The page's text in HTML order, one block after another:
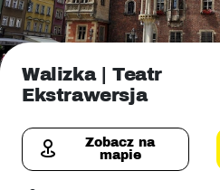
Walizka | Teatr
Ekstrawersja
Zobacz na
mapie